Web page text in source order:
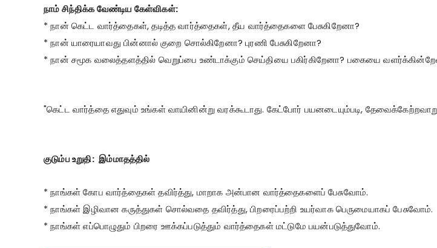
நாம் சிந்திக்க வேண்டிய கேள்விகள்:
* நான் கெட்ட வார்த்தைகள், தடித்த வார்த்தைகள், தீய வார்த்தைகளை பேசுகிறேனா?
* நான் யாரையாவது பின்னால் குறை சொல்கிறேனா? புரணி பேசுகிறேனா?
* நான் சமூக வலைத்தளத்தில் வெறுப்பை உண்டாக்கும் செய்தியை பகிர்கிறேனா? பகையை
"கெட்ட வார்த்தை எதுவும் உங்கள் வாயினின்று வரக்கூடாது. கேட்போர் பயனடையும்படி,
குடும்ப உறுதி: இம்மாதத்தில்
* நாங்கள் கோப வார்த்தைகள் தவிர்த்து, மாறாக அன்பான வார்த்தைகளைப் பேசுவோம்.
* நாங்கள் இழிவான கருத்துகள் சொல்வதை தவிர்த்து, பிறரைப்பற்றி உயர்வாக பெருமையாகப் பேசுவோம்.
* நாங்கள் எப்பொழுதும் பிறரை ஊக்கப்படுத்தும் வார்த்தைகள் மட்டுமே பயன்படுத்துவோம்.